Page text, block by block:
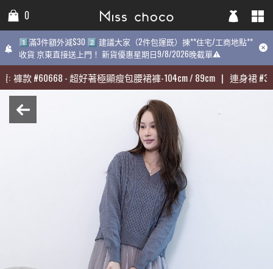
0
1️⃣滿3件額外減$30 2️⃣ 建議大家（2件包運既）揀**住宅/工商地點**
收貨 京東直接送上門！ 新貨優惠星期日9/8/2026晚截單⚠️
褲款#60668- 超好著極顯瘦包腰裙褲-104cm / 89cm | 連身裙#
0
1️⃣滿3件額外減$30 2️⃣ 建議大家（2件包運既）揀**住宅/工商地點**
收貨 京東直接送上門！ 新貨優惠星期日9/8/2026晚截單⚠️
褲款#60668- 超好著極顯瘦包腰裙褲-104cm / 89cm | 連身裙#
1️⃣滿3件額外減$30 2️⃣ 建議大家（2件包運既）揀**住宅/工商地點**
9/8/2026晚截單⚠️
最熱賣: 褲款# 60668-超好著極顯瘦包腰裙褲-104cm / 89cm | 連